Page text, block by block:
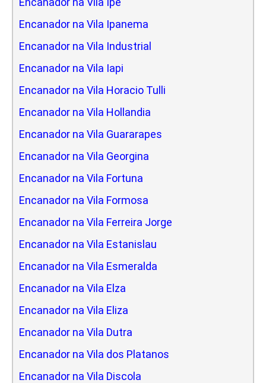
Encanador na Vila Ipanema
Encanador na Vila Industrial
Encanador na Vila Iapi
Encanador na Vila Horacio Tulli
Encanador na Vila Hollandia
Encanador na Vila Guararapes
Encanador na Vila Georgina
Encanador na Vila Fortuna
Encanador na Vila Formosa
Encanador na Vila Ferreira Jorge
Encanador na Vila Estanislau
Encanador na Vila Esmeralda
Encanador na Vila Elza
Encanador na Vila Eliza
Encanador na Vila Dutra
Encanador na Vila dos Platanos
Encanador na Vila Discola